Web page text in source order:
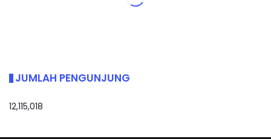
JUMLAH PENGUNJUNG
12,115,018